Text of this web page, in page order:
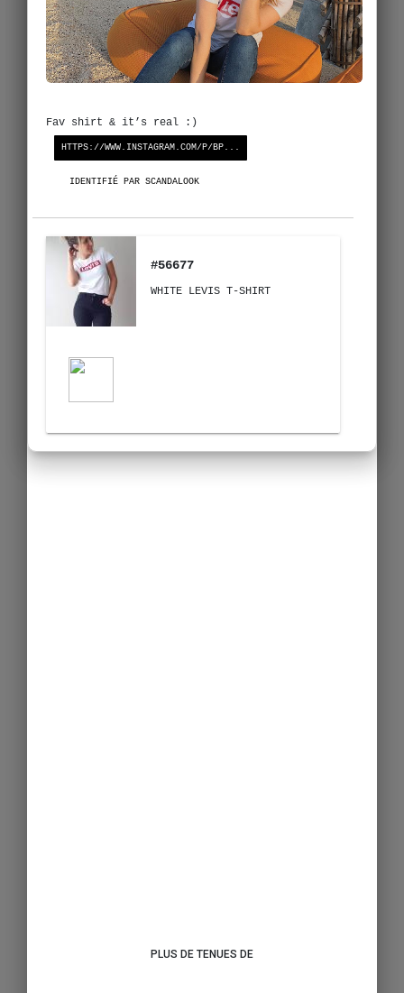
Fav shirt & it’s real :)
HTTPS://WWW.INSTAGRAM.COM/P/BP...
IDENTIFIÉ PAR SCANDALOOK
#56677
WHITE LEVIS T-SHIRT
PLUS DE TENUES DE